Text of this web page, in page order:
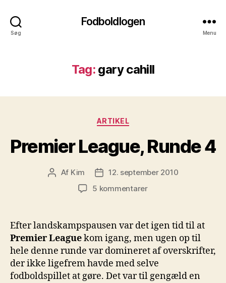
Søg
Fodboldlogen
Menu
Tag: gary cahill
Kategorier
ARTIKEL
Premier League, Runde 4
Indlægsforfatter
Af Kim Indlægsdato
12. september 2010
5 kommentarertil
Runde
Efter landskampspausen var det igen tid til at
Premier Leaguekom igang, men ugen op til
hele denne runde var domineret af overskrifter,
der ikke ligefrem havde med selve
fodboldspillet at gøre. Det var til gengæld en